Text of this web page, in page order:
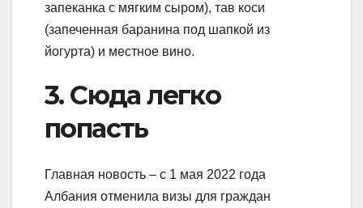
запеканка с мягким сыром), тав коси
(запеченная баранина под шапкой из
йогурта) и местное вино.
3. Сюда легко
попасть
Главная новость – с 1 мая 2022 года
Албания отменила визы для граждан